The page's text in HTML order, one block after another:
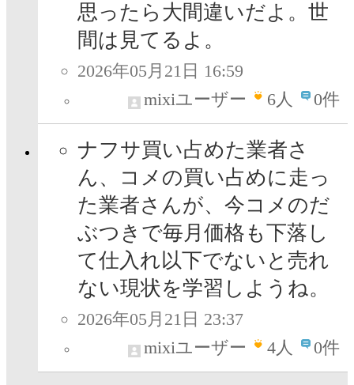
思ったら大間違いだよ。世
間は見てるよ。
2026年05月21日 16:59
mixiユーザー
6人 0件
ナフサ買い占めた業者さ
ん、コメの買い占めに走っ
た業者さんが、今コメのだ
ぶつきで毎月価格も下落し
て仕入れ以下でないと売れ
ない現状を学習しようね。
2026年05月21日 23:37
mixiユーザー
4人 0件